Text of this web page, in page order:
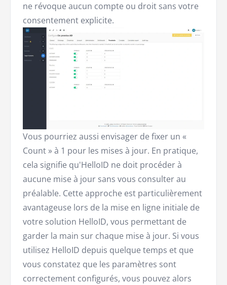
ne révoque aucun compte ou droit sans votre
consentement explicite.
Vous pourriez aussi envisager de fixer un «
Count » à 1 pour les mises à jour. En pratique,
cela signifie qu'HelloID ne doit procéder à
aucune mise à jour sans vous consulter au
préalable. Cette approche est particulièrement
avantageuse lors de la mise en ligne initiale de
votre solution HelloID, vous permettant de
garder la main sur chaque mise à jour. Si vous
utilisez HelloID depuis quelque temps et que
vous constatez que les paramètres sont
correctement configurés, vous pouvez alors